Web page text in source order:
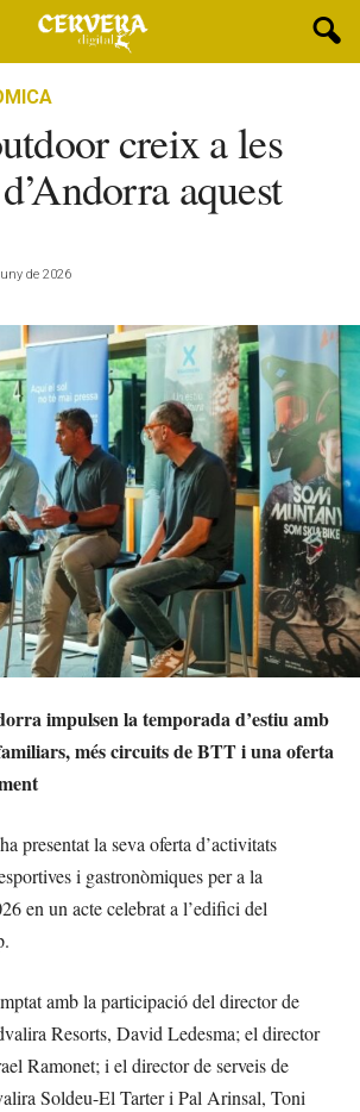
creix a les
aquest
de 2026
impulsen la temporada d’estiu amb
més circuits de BTT i una oferta
presentat la seva oferta d’activitats
i gastronòmiques per a la
en un acte celebrat a l’edifici del
amb la participació del director de
Resorts, David Ledesma; el director
Ramonet; i el director de serveis de
Soldeu-El Tarter i Pal Arinsal, Toni